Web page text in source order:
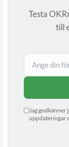
Testa
till
Jag godkänner
uppdateringar